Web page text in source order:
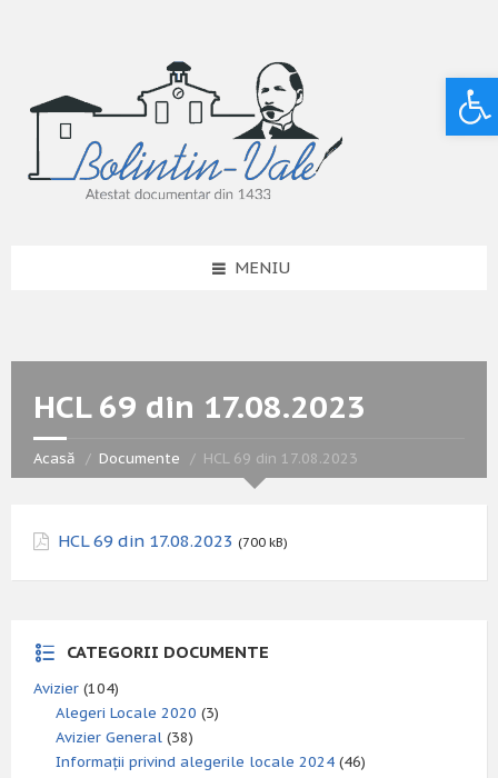
MENIU
HCL 69 din 17.08.2023
Acasă Documente HCL 69 din 17.08.2023
HCL 69 din 17.08.2023 (700 kB)
CATEGORII DOCUMENTE
Avizier (104)
Alegeri Locale 2020 (3)
Avizier General (38)
Informații privind alegerile locale 2024 (46)
Deschide bara de unelte